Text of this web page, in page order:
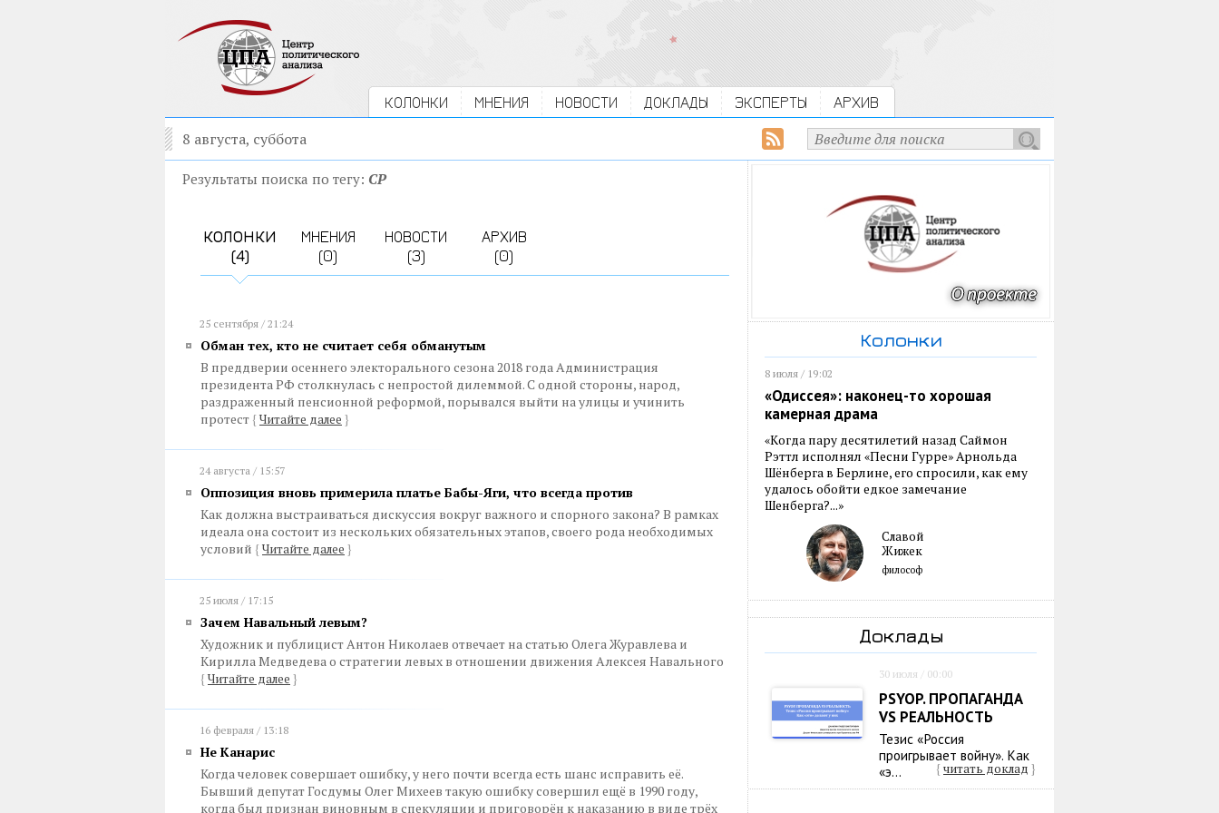
КОЛОНКИ МНЕНИЯ НОВОСТИ ДОКЛАДЫ ЭКСПЕРТЫ АРХИВ
8 августа, суббота
Результаты поиска по тегу: СР
КОЛОНКИ
(4)
МНЕНИЯ
(0)
НОВОСТИ
(3)
АРХИВ
(0)
25 сентября / 21:24
Обман тех, кто не считает себя обманутым
В преддверии осеннего электорального сезона 2018 года Администрация
президента РФ столкнулась с непростой дилеммой. С одной стороны, народ,
раздраженный пенсионной реформой, порывался выйти на улицы и учинить
протест { Читайте далее }
24 августа / 15:57
Оппозиция вновь примерила платье Бабы-Яги, что всегда против
Как должна выстраиваться дискуссия вокруг важного и спорного закона? В рамках
идеала она состоит из нескольких обязательных этапов, своего рода необходимых
условий { Читайте далее }
25 июля / 17:15
Зачем Навальный левым?
Художник и публицист Антон Николаев отвечает на статью Олега Журавлева и
Кирилла Медведева о стратегии левых в отношении движения Алексея Навального
{ Читайте далее }
16 февраля / 13:18
Не Канарис
Когда человек совершает ошибку, у него почти всегда есть шанс исправить её.
Бывший депутат Госдумы Олег Михеев такую ошибку совершил ещё в 1990 году,
когда был признан виновным в спекуляции и приговорён к наказанию в виде трёх
Колонки
8 июля / 19:02
«Одиссея»: наконец-то хорошая
камерная драма
«Когда пару десятилетий назад Саймон
Рэттл исполнял «Песни Гурре» Арнольда
Шёнберга в Берлине, его спросили, как ему
удалось обойти едкое замечание
Шенберга?...»
Славой
Жижек
философ
Доклады
30 июля / 00:00
PSYOP. ПРОПАГАНДА
VS РЕАЛЬНОСТЬ
Тезис «Россия
проигрывает войну». Как
«э...
{ читать доклад }